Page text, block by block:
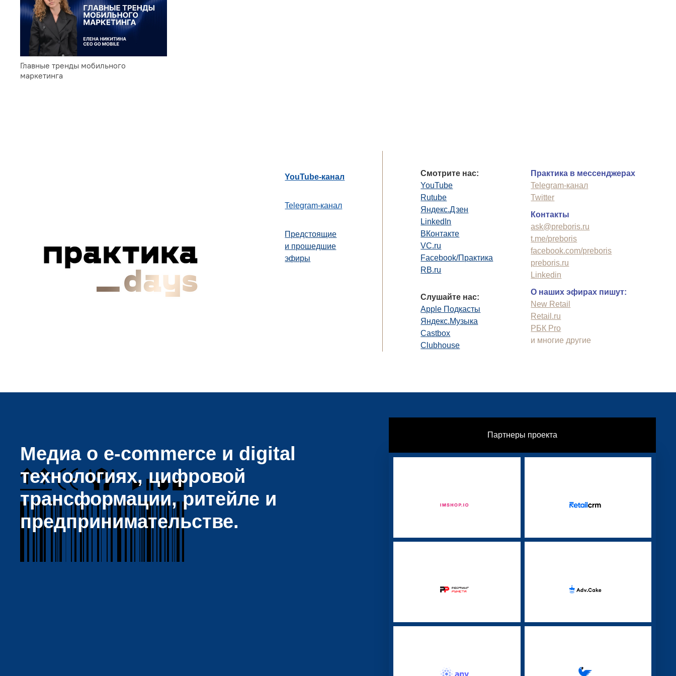
Главные тренды мобильного
маркетинга
YouTube-канал
Telegram-канал
Предстоящие
и прошедшие
эфиры
Смотрите нас:
YouTube
Rutube
Яндекс.Дзен
LinkedIn
ВКонтакте
VC.ru
Facebook/Практика
RB.ru
Слушайте нас:
Apple Подкасты
Яндекс.Музыка
Castbox
Clubhouse
Практика в мессенджерах
Telegram-канал
Twitter
Контакты
ask@preboris.ru
t.me/preboris
facebook.com/preboris
preboris.ru
Linkedin
О наших эфирах пишут:
New Retail
Retail.ru
РБК Pro
и многие другие
Партнеры проекта
Медиа о e-commerce и digital
технологиях, цифровой
трансформации, ритейле и
предпринимательстве.